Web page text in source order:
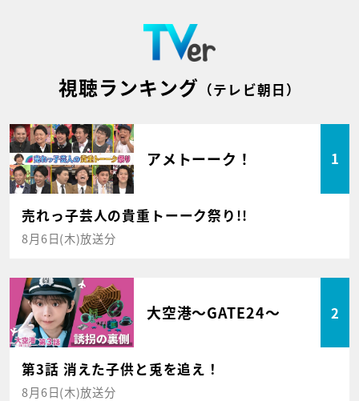
視聴ランキング （テレビ朝日）
アメトーーク！ 1
売れっ子芸人の貴重トーーク祭り!!
8月6日(木)放送分
大空港～GATE24～ 2
第3話 消えた子供と兎を追え！
8月6日(木)放送分